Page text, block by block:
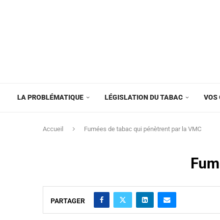
LA PROBLÉMATIQUE LÉGISLATION DU TABAC VOS
Accueil Fumées de tabac qui pénètrent par la VMC
PARTAGER